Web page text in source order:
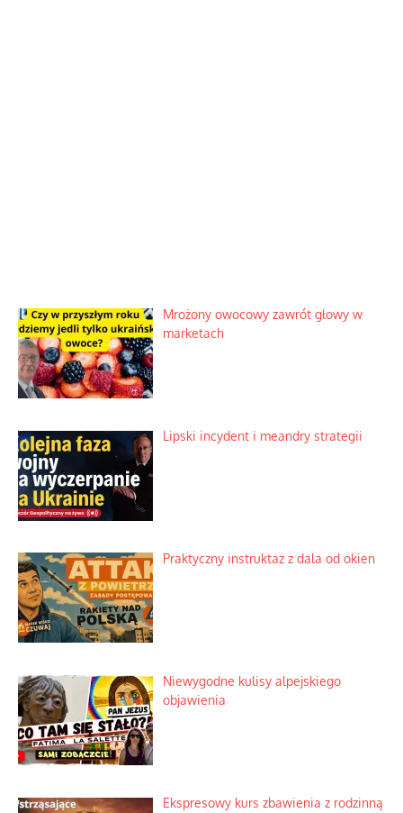
Mrożony owocowy zawrót głowy w
marketach
Lipski incydent i meandry strategii
Praktyczny instruktaż z dala od okien
Niewygodne kulisy alpejskiego
objawienia
Ekspresowy kurs zbawienia z rodzinną